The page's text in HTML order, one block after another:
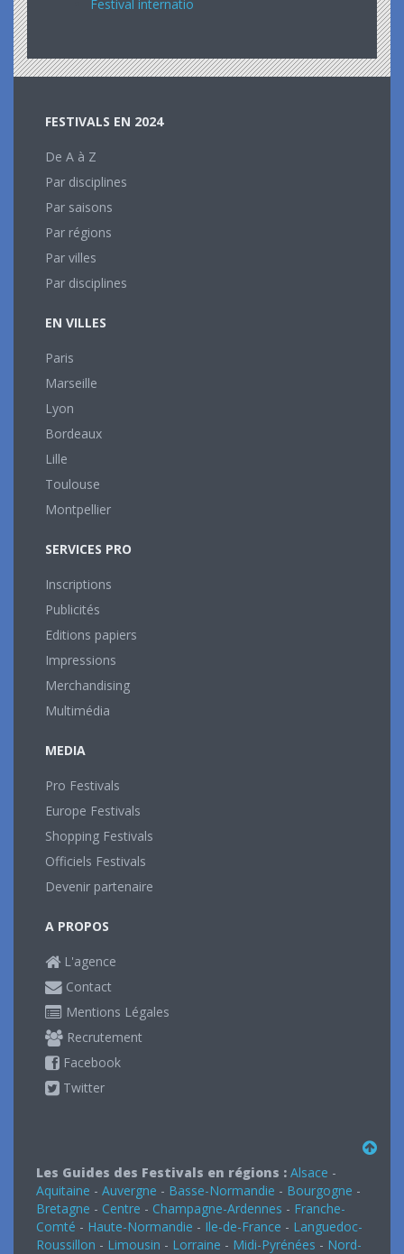
Festival internatio
FESTIVALS EN 2024
De A à Z
Par disciplines
Par saisons
Par régions
Par villes
Par disciplines
EN VILLES
Paris
Marseille
Lyon
Bordeaux
Lille
Toulouse
Montpellier
SERVICES PRO
Inscriptions
Publicités
Editions papiers
Impressions
Merchandising
Multimédia
MEDIA
Pro Festivals
Europe Festivals
Shopping Festivals
Officiels Festivals
Devenir partenaire
A PROPOS
L'agence
Contact
Mentions Légales
Recrutement
Facebook
Twitter
Les Guides des Festivals en régions : Alsace -
Aquitaine - Auvergne - Basse-Normandie - Bourgogne -
Bretagne - Centre - Champagne-Ardennes - Franche-
Comté - Haute-Normandie - Ile-de-France - Languedoc-
Roussillon - Limousin - Lorraine - Midi-Pyrénées - Nord-